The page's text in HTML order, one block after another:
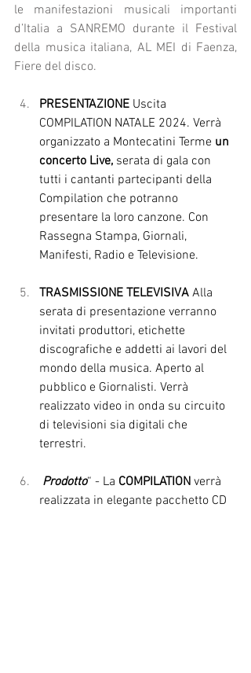
le manifestazioni musicali importanti
d’Italia a SANREMO durante il Festival
della musica italiana, AL MEI di Faenza,
Fiere del disco.
PRESENTAZIONE Uscita
COMPILATION NATALE 2024. Verrà
organizzato a Montecatini Terme un
concerto Live, serata di gala con
tutti i cantanti partecipanti della
Compilation che potranno
presentare la loro canzone. Con
Rassegna Stampa, Giornali,
Manifesti, Radio e Televisione.
TRASMISSIONE TELEVISIVA Alla
serata di presentazione verranno
invitati produttori, etichette
discografiche e addetti ai lavori del
mondo della musica. Aperto al
pubblico e Giornalisti. Verrà
realizzato video in onda su circuito
di televisioni sia digitali che
terrestri.
Prodotto“ - La COMPILATION verrà
realizzata in elegante pacchetto CD